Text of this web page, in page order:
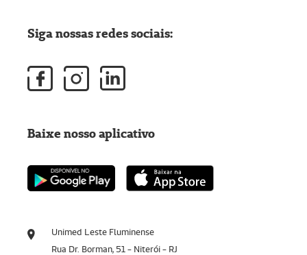
Unimed Leste Fluminense
Rua Dr. Borman, 51 - Niterói - RJ
Siga nossas redes sociais:
Baixe nosso aplicativo